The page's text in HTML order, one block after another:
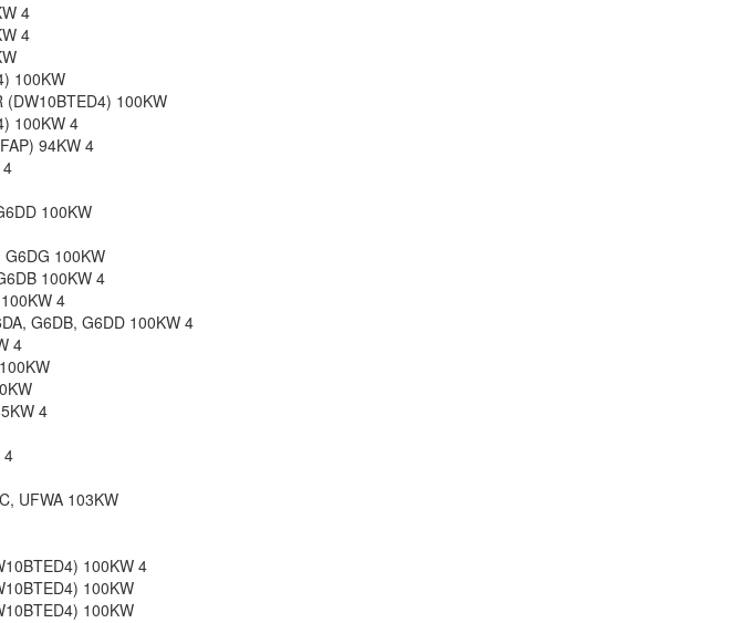
4
4
100KW
100KW
100KW 4
94KW 4
100KW
100KW
100KW 4
4
G6DB, G6DD 100KW 4
4
4
4
UFWA 103KW
100KW 4
100KW
100KW